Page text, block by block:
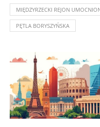
MIĘDZYRZECKI REJON
PĘTLA BORYSZYŃSKA